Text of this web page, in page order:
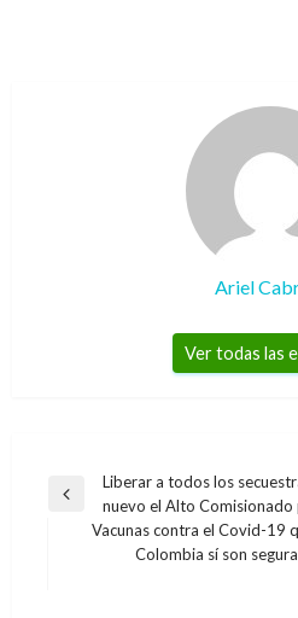
Ariel
Ver todas las
Navegación
entradas
Entrada
anterior
Liberar a todos los
nuevo el Alto Comisionado
Vacunas contra el Covid-19
Colombia sí son